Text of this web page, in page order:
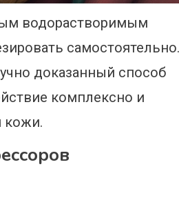
водорастворимым
самостоятельно.
доказанный способ
комплексно и
кожи.